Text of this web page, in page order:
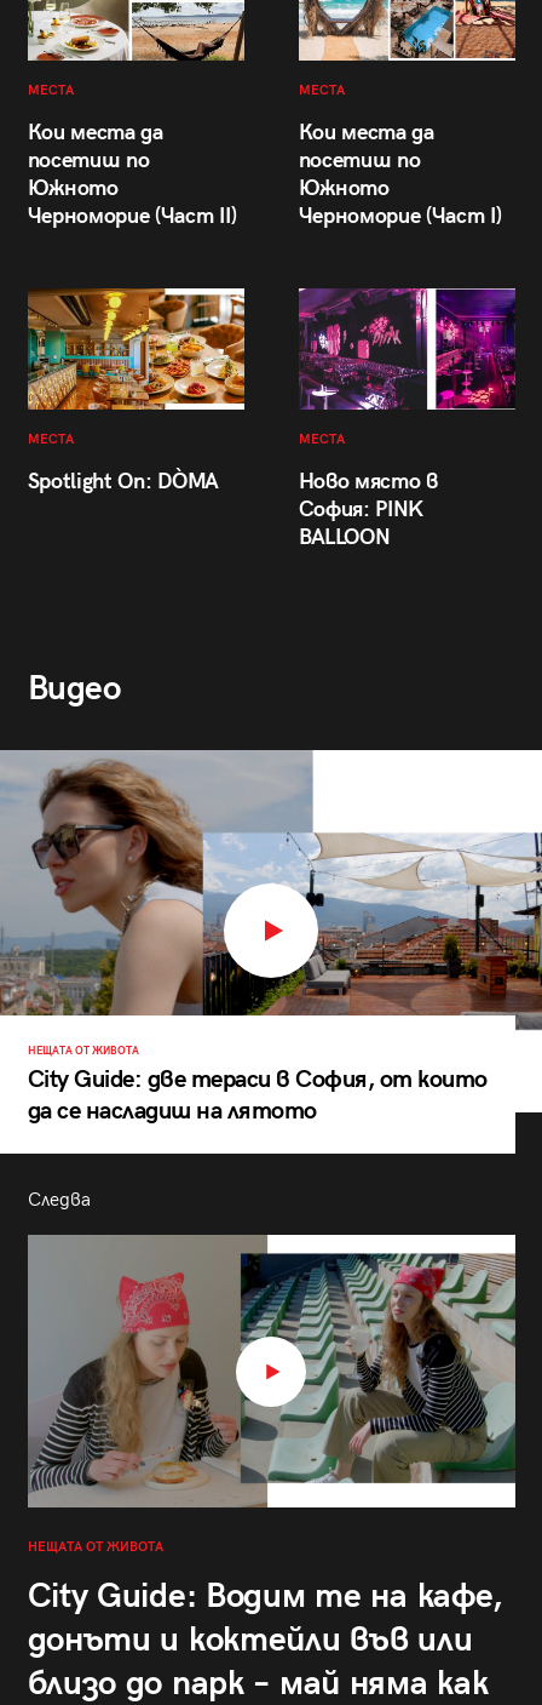
МЕСТА
Кои места да
посетиш по
Южното
Черноморие (Част II)
МЕСТА
Кои места да
посетиш по
Южното
Черноморие (Част I)
МЕСТА
Spotlight On: DÒMA
МЕСТА
Ново място в
София: PINK
BALLOON
Видео
НЕЩАТА ОТ ЖИВОТА
City Guide: две тераси в София, от които
да се насладиш на лятото
Следва
НЕЩАТА ОТ ЖИВОТА
City Guide: Водим те на кафе,
донъти и коктейли във или
близо до парк – май няма как